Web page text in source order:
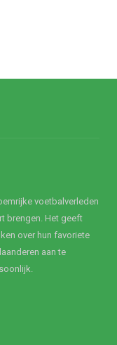
voetbalverleden
brengen. Het geeft
over hun favoriete
aan te